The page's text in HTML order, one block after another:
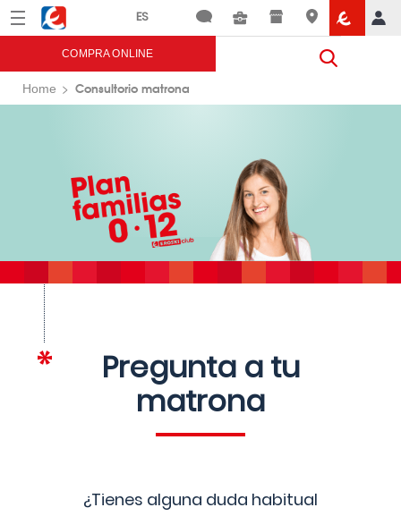
Menú Eroski
COMPRA ONLINE
Home Consultorio matrona
Pregunta a tu
matrona
¿Tienes alguna duda habitual